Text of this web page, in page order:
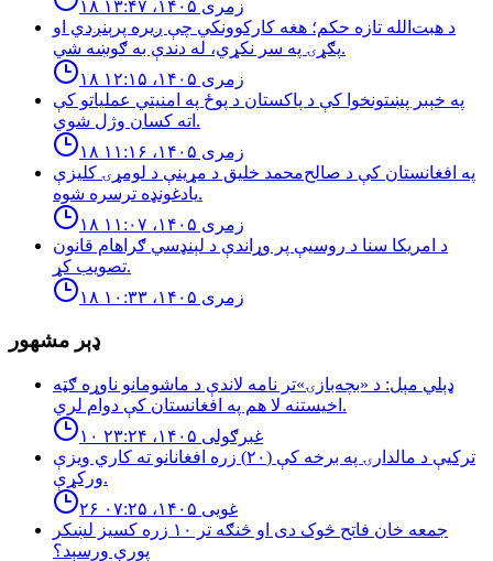
۱۸ زمری ۱۴۰۵، ۱۳:۴۷
د هبت‌الله تازه حکم؛ هغه کارکوونکي چې ږیره پرېنږدي او
پګړۍ په سر نکړي، له دندې به ګوښه شي.
۱۸ زمری ۱۴۰۵، ۱۲:۱۵
په خېبر پښتونخوا کې د پاکستان د پوځ په امنیتي عملیاتو کې
اته کسان وژل شوي.
۱۸ زمری ۱۴۰۵، ۱۱:۱۶
په افغانستان کې د صالح‌محمد خلیق د مړینې د لومړۍ کلیزې
یادغونډه ترسره شوه.
۱۸ زمری ۱۴۰۵، ۱۱:۰۷
د امریکا سنا د روسیې پر وړاندې د لېنډسي ګراهام قانون
تصویب کړ.
۱۸ زمری ۱۴۰۵، ۱۰:۳۳
ډېر مشهور
ډېلي مېل: د «بچه‌بازۍ»تر نامه لاندې د ماشومانو ناوړه ګټه
اخیستنه لا هم په افغانستان کې دوام لري.
۱۰ غبرګولی ۱۴۰۵، ۲۳:۲۴
تركيې د مالدارۍ په برخه كې (٢٠) زره افغانانو ته كاري ويزې
وركړې.
۲۶ غویی ۱۴۰۵، ۰۷:۲۵
جمعه خان فاتح څوک دی او څنګه تر ۱۰ زره کسیز لښکر
پورې ورسېد؟